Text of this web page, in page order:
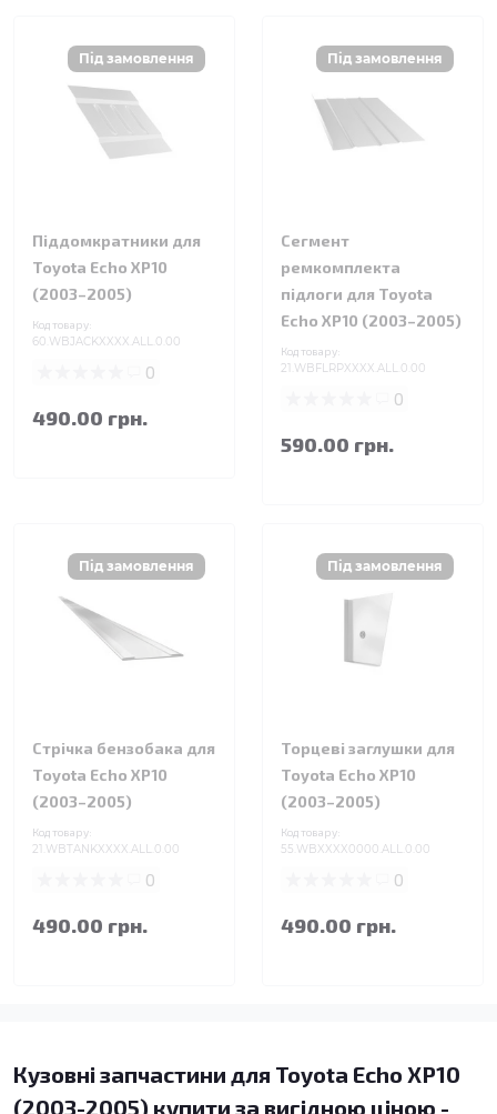
Піддомкратники для
Toyota Echo XP10
(2003–2005)
Код товару:
60.WBJACKXXXX.ALL.0.00
0
490.00 грн.
Сегмент
ремкомплекта
підлоги для Toyota
Echo XP10 (2003–2005)
Код товару:
21.WBFLRPXXXX.ALL.0.00
0
590.00 грн.
Стрічка бензобака для
Toyota Echo XP10
(2003–2005)
Код товару:
21.WBTANKXXXX.ALL.0.00
0
490.00 грн.
Торцеві заглушки для
Toyota Echo XP10
(2003–2005)
Код товару:
55.WBXXXX0000.ALL.0.00
0
490.00 грн.
Кузовні запчастини для Toyota Echo XP10
(2003-2005) купити за вигідною ціною -